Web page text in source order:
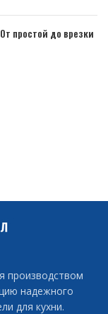
простой до врезки
производством
надежного
для кухни.